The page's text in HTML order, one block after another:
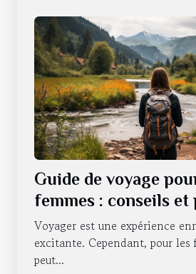
Guide de voyage
femmes : conseils
Voyager est une expérience
excitante. Cependant, pour les
peut...